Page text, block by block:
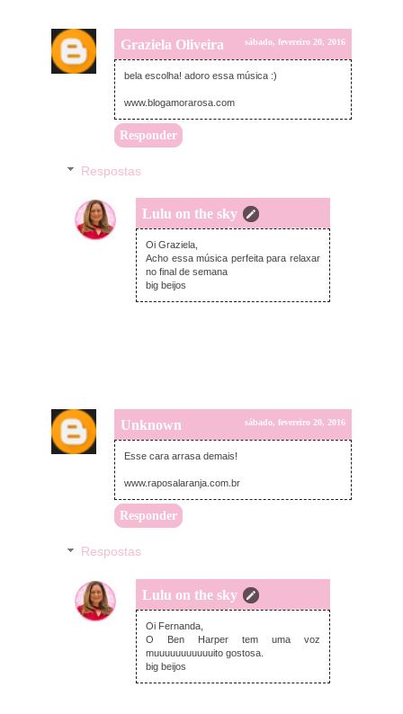
Graziela Oliveira sábado, fevereiro 20, 2016
bela escolha! adoro essa música :)
www.blogamorarosa.com
Responder
Respostas
Lulu on the sky
sábado, fevereiro 20, 2016
Oi Graziela,
Acho essa música perfeita para relaxar
no final de semana
big beijos
Unknown sábado, fevereiro 20, 2016
Esse cara arrasa demais!
www.raposalaranja.com.br
Responder
Respostas
Lulu on the sky
sábado, fevereiro 20, 2016
Oi Fernanda,
O Ben Harper tem uma voz
muuuuuuuuuuuito gostosa.
big beijos